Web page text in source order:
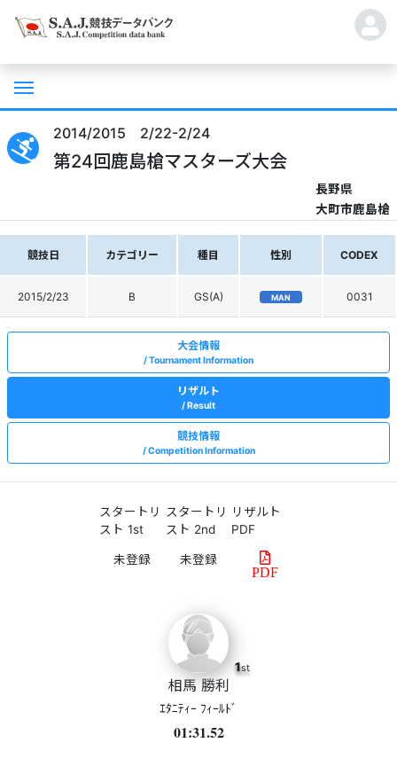
2014/2015 2/22-2/24
第24回鹿島槍マスターズ大会
長野県
大町市鹿島槍
競技日 カテゴリー 種目 性別 CODEX
2015/2/23 B GS(A) MAN 0031
大会情報
Tournament Information
リザルト
Result
競技情報
Competition Information
スタートリ
スト 1st
スタートリ
スト 2nd
リザルト
PDF
PDF
1st
相馬 勝利
ｴﾀﾆﾃｨｰ ﾌｨｰﾙﾄﾞ
01:31.52